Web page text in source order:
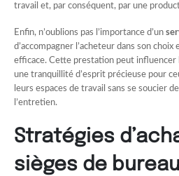
travail et, par conséquent, par une
Enfin, n’oublions pas l’importance d’un
d’accompagner l’acheteur dans son
efficace. Cette prestation peut influencer
une tranquillité d’esprit précieuse pour
leurs espaces de travail sans se soucier
l’entretien.
Stratégies
sièges de bureau